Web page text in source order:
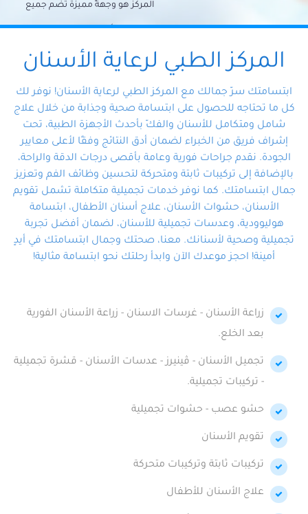
المركز هو وجهةً مميزة تضم جميع
احتياجات الأسنان تحت سقف واحد،
وتضمن لك حلاً شاملًا لجميع
المتخصص ذوي الخبرة، ستجد نفسك
في أيد أمينة تلبي احتياجاتك بكل
احترافية ودقة.
المركز الطبي لرعاية الأسنان
ابتسامتك سرّ جمالك مع المركز الطبي لرعاية الأسنان! نوفر لك
كل ما تحتاجه للحصول على ابتسامة صحية وجذابة من خلال علاج
شامل ومتكامل للأسنان والفكّ بأحدث الأجهزة الطبية، تحت
إشراف فريق من الخبراء لضمان أدق النتائج وفقًا لأعلى معايير
الجودة. نقدم جراحات فورية وعامة بأقصى درجات الدقة والراحة،
بالإضافة إلى تركيبات ثابتة ومتحركة لتحسين وظائف الفم وتعزيز
جمال ابتسامتك. كما نوفر خدمات تجميلية متكاملة تشمل تقويم
الأسنان، حشوات الأسنان، علاج أسنان الأطفال، ابتسامة
هوليوودية، وعدسات تجميلية للأسنان، لضمان أفضل تجربة
تجميلية وصحية لأسنانك. معنا، صحتك وجمال ابتسامتك في أيدٍ
أمينة! احجز موعدك الآن وابدأ رحلتك نحو ابتسامة مثالية!
زراعة الأسنان - غرسات الاسنان - زراعة الأسنان الفورية
بعد الخلع.
تجميل الأسنان - ڤينيرز - عدسات الأسنان - قشرة تجميلية
- تركيبات تجميلية.
حشو عصب - حشوات تجميلية
تقويم الأسنان
تركيبات ثابتة وتركيبات متحركة
علاج الأسنان للأطفال